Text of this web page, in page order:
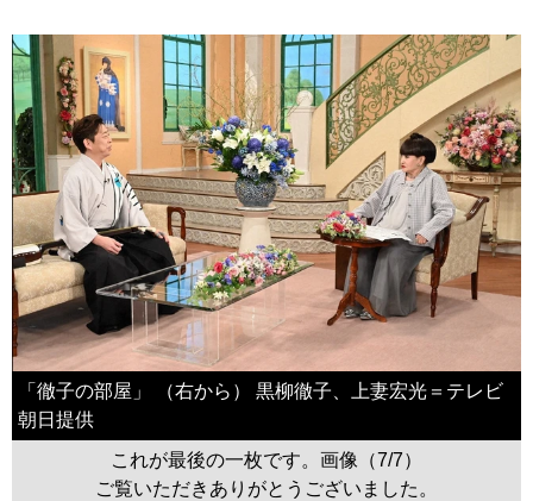
「徹子の部屋」 （右から） 黒柳徹子、上妻宏光＝テレビ
朝日提供
これが最後の一枚です。画像（7/7）
ご覧いただきありがとうございました。